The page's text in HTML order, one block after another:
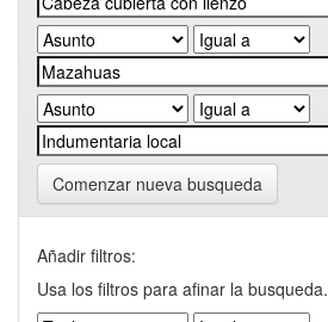
Comenzar nueva busqueda
Añadir filtros:
Usa los filtros para afinar la busqueda.